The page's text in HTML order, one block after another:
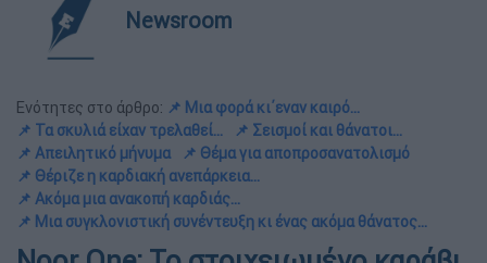
Newsroom
Ενότητες στο άρθρο: 📌 Μια φορά κι΄εναν καιρό...
📌 Τα σκυλιά είχαν τρελαθεί...
📌 Σεισμοί και θάνατοι...
📌 Απειλητικό μήνυμα
📌 Θέμα για αποπροσανατολισμό
📌 Θέριζε η καρδιακή ανεπάρκεια...
📌 Ακόμα μια ανακοπή καρδιάς...
📌 Μια συγκλονιστική συνέντευξη κι ένας ακόμα θάνατος...